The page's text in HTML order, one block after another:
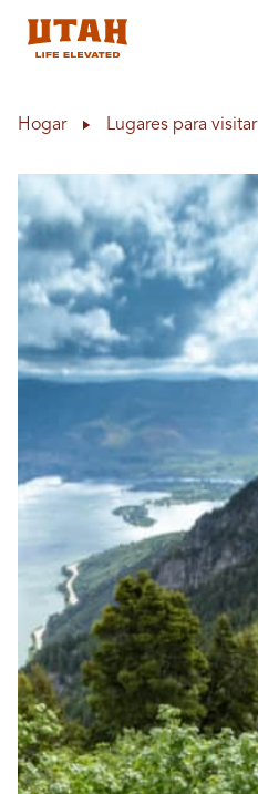
Hogar Lugares para visitar